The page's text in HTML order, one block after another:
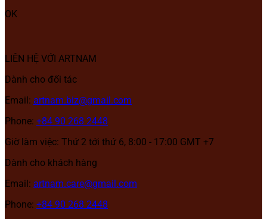
OK
LIÊN HỆ VỚI ARTNAM
Dành cho đối tác
Email: artnam.biz@gmail.com
Phone: +84 90 268 2448
Giờ làm việc: Thứ 2 tới thứ 6, 8:00 - 17:00 GMT +7
Dành cho khách hàng
Email: artnam.care@gmail.com
Phone: +84 90 268 2448